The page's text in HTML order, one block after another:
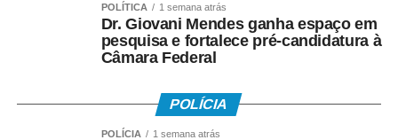
POLÍTICA 1 semana atrás
Dr. Giovani Mendes ganha espaço em
pesquisa e fortalece pré-candidatura à
Câmara Federal
POLÍCIA
POLÍCIA 1 semana atrás